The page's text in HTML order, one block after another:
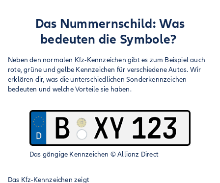
Das Nummernschild: Was
bedeuten die Symbole?
Neben den normalen Kfz-Kennzeichen gibt es zum Beispiel auch
rote, grüne und gelbe Kennzeichen für verschiedene Autos. Wir
erklären dir, was die unterschiedlichen Sonderkennzeichen
bedeuten und welche Vorteile sie haben.
Das gängige Kennzeichen ©Allianz Direct
Das Kfz-Kennzeichen zeigt